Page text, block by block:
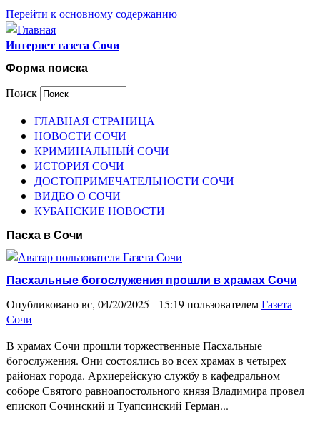
Перейти к основному содержанию
Интернет газета Сочи
Форма поиска
Поиск
ГЛАВНАЯ СТРАНИЦА
НОВОСТИ СОЧИ
КРИМИНАЛЬНЫЙ СОЧИ
ИСТОРИЯ СОЧИ
ДОСТОПРИМЕЧАТЕЛЬНОСТИ СОЧИ
ВИДЕО О СОЧИ
КУБАНСКИЕ НОВОСТИ
Пасха в Сочи
Пасхальные богослужения прошли в храмах Сочи
Опубликовано вс, 04/20/2025 - 15:19 пользователемГазета
Сочи
В храмах Сочи прошли торжественные Пасхальные
богослужения. Они состоялись во всех храмах в четырех
районах города. Архиерейскую службу в кафедральном
соборе Святого равноапостольного князя Владимира провел
епископ Сочинский и Туапсинский Герман...